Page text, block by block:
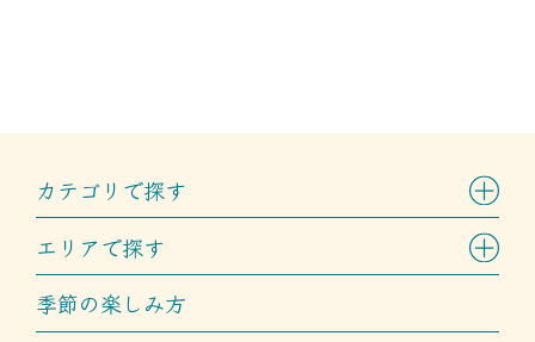
カテゴリで探す
エリアで探す
季節の楽しみ方